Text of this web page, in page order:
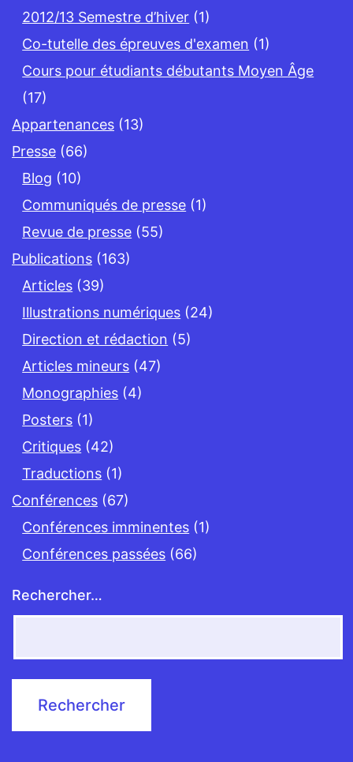
2012/13 Semestre d’hiver (1)
Co-tutelle des épreuves d'examen (1)
Cours pour étudiants débutants Moyen Âge
(17)
Appartenances (13)
Presse (66)
Blog (10)
Communiqués de presse (1)
Revue de presse (55)
Publications (163)
Articles (39)
Illustrations numériques (24)
Direction et rédaction (5)
Articles mineurs (47)
Monographies (4)
Posters (1)
Critiques (42)
Traductions (1)
Conférences (67)
Conférences imminentes (1)
Conférences passées (66)
Rechercher…